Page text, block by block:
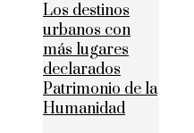
Los destinos
urbanos con
más lugares
declarados
Patrimonio de la
Humanidad